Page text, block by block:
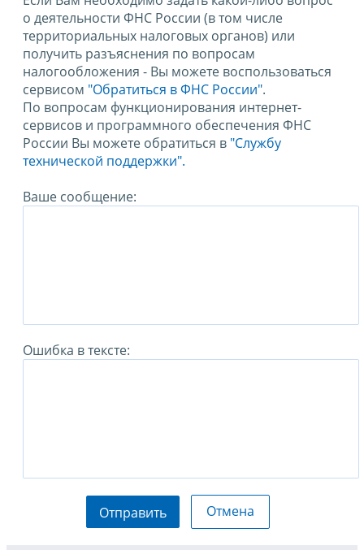
о деятельности ФНС России (в том числе
территориальных налоговых органов) или
получить разъяснения по вопросам
налогообложения - Вы можете воспользоваться
сервисом "Обратиться в ФНС России".
По вопросам функционирования интернет-
сервисов и программного обеспечения ФНС
России Вы можете обратиться в "Службу
технической поддержки".
Ваше сообщение:
Ошибка в тексте:
Отправить Отмена